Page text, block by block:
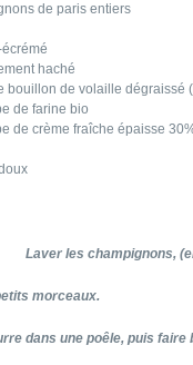
de paris entiers
haché
bouillon de volaille dégraissé
de farine bio
de crème fraîche épaisse
Laver les champignons,
morceaux.
dans une poêle, puis faire